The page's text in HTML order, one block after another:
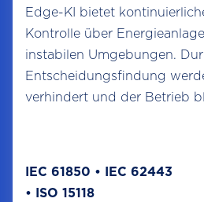
Edge-KI bietet
Kontrolle über
instabilen Umgebungen.
Entscheidungsfindung
verhindert und der Betrieb
IEC 61850 • IEC 62443
• ISO 15118